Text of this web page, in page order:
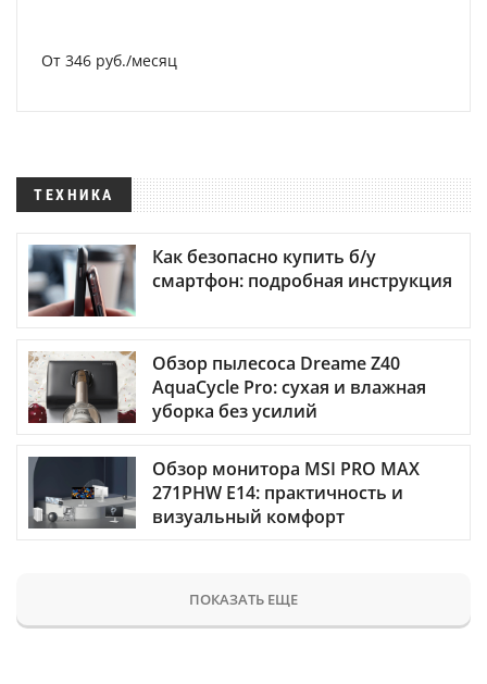
От 346 руб./месяц
ТЕХНИКА
Как безопасно купить б/у
смартфон: подробная инструкция
Обзор пылесоса Dreame Z40
AquaCycle Pro: сухая и влажная
уборка без усилий
Обзор монитора MSI PRO MAX
271PHW E14: практичность и
визуальный комфорт
ПОКАЗАТЬ ЕЩЕ